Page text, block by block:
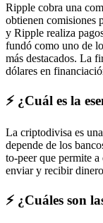
Ripple cobra una
obtienen comisiones
y Ripple realiza
fundó como uno de
más destacados. La
dólares en
⚡️ ¿Cuál es la
La criptodivisa es
depende de los
to-peer que permite
enviar y recibir
⚡️ ¿Cuáles son